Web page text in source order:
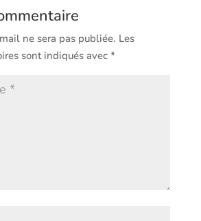
ne sera pas publiée. Les
sont indiqués avec *